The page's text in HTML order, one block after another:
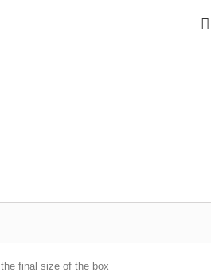
final size of the box